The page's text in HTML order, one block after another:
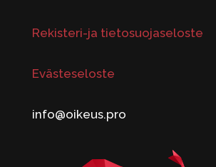
Rekisteri-ja tietosuojaseloste
Evästeseloste
info@oikeus.pro